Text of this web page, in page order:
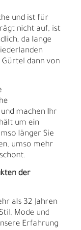
und ist für
nicht auf, ist
da lange
dann von
machen Ihr
um ein
länger Sie
umso mehr
der
als 32 Jahren
Mode und
Erfahrung